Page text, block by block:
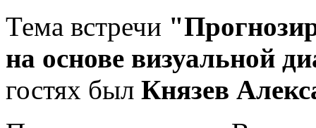
Тема встречи
на основе визуальной
гостях был Князев